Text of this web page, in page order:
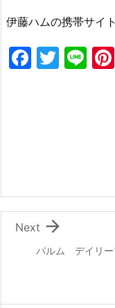
伊藤ハムの携帯サイト
F
o
k
T
Li
パルム デイリー

Next